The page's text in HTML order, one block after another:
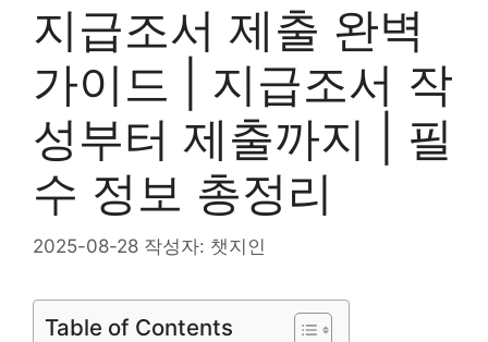
지급조서 제출 완벽
가이드 | 지급조서 작
성부터 제출까지 | 필
수 정보 총정리
2025-08-28 작성자: 챗지인
Table of Contents